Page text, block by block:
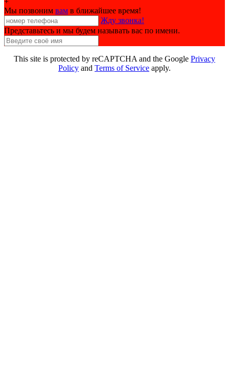
меню
Мы позвоним вам в ближайшее время!
Жду звонка!
Представьтесь и мы будем называть вас по имени.
This site is protected by reCAPTCHA and the Google Privacy
Policy and Terms of Service apply.